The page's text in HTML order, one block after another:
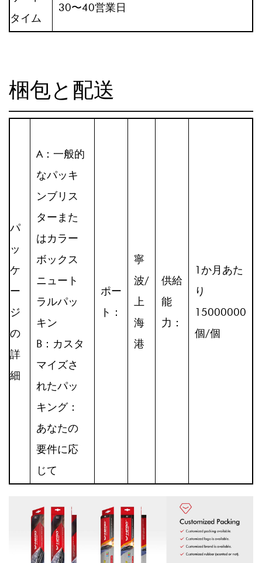
タイム
30〜40営業日
梱包と配送
パ
ッ
ケ
ー
ジ
の
詳
細
A：一般的
なパッキ
ンブリス
ターまた
はカラー
ボックス
ニュート
ラルパッ
キン
B：カスタ
マイズさ
れたパッ
キング：
あなたの
要件に応
じて
ポー
ト：
寧
波/
上
海
港
供給
能
力：
1か月あた
り
15000000
個/個